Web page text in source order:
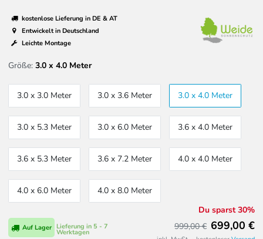
kostenlose Lieferung in DE & AT
Entwickelt in Deutschland
Leichte Montage
Größe: 3.0 x 4.0 Meter
3.0 x 3.0 Meter 3.0 x 3.6 Meter 3.0 x 4.0 Meter
3.0 x 5.3 Meter 3.0 x 6.0 Meter 3.6 x 4.0 Meter
3.6 x 5.3 Meter 3.6 x 7.2 Meter 4.0 x 4.0 Meter
4.0 x 6.0 Meter 4.0 x 8.0 Meter
Lieferung in 5 - 7
Werktagen
Auf Lager
Du sparst 30%
999,00 € 699,00 €